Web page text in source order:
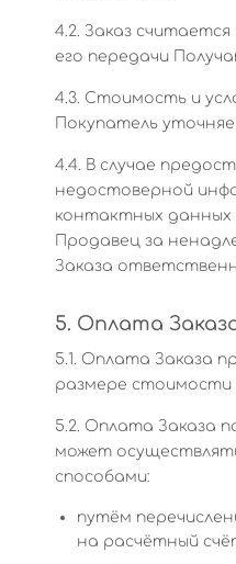
4.2. Заказ
его передачи
4.3. Стоимость и
Покупатель
4.4. В случае
недостоверной
контактных данных
Продавец за
Заказа
5. Оплата
5.1. Оплата Заказа
размере стоимости
5.2. Оплата Заказа
может
способами:
путём
на расчётный